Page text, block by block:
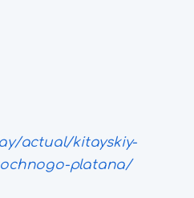
actual/kitayskiy-
platana/